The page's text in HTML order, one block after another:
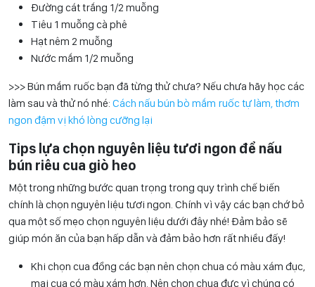
Đường cát trắng 1/2 muỗng
Tiêu 1 muỗng cà phê
Hạt nêm 2 muỗng
Nước mắm 1/2 muỗng
>>> Bún mắm ruốc bạn đã từng thử chưa? Nếu chưa hãy học các
làm sau và thử nó nhé: Cách nấu bún bò mắm ruốc tự làm, thơm
ngon đậm vị khó lòng cưỡng lại
Tips lựa chọn nguyên liệu tươi ngon để nấu
bún riêu cua giò heo
Một trong những bước quan trọng trong quy trình chế biến
chính là chọn nguyên liệu tươi ngon. Chính vì vậy các bạn chớ bỏ
qua một số mẹo chọn nguyên liệu dưới đây nhé! Đảm bảo sẽ
giúp món ăn của bạn hấp dẫn và đảm bảo hơn rất nhiều đấy!
Khi chọn cua đồng các bạn nên chọn chua có màu xám đục,
mai cua có màu xám hơn. Nên chọn chua đực vì chúng có